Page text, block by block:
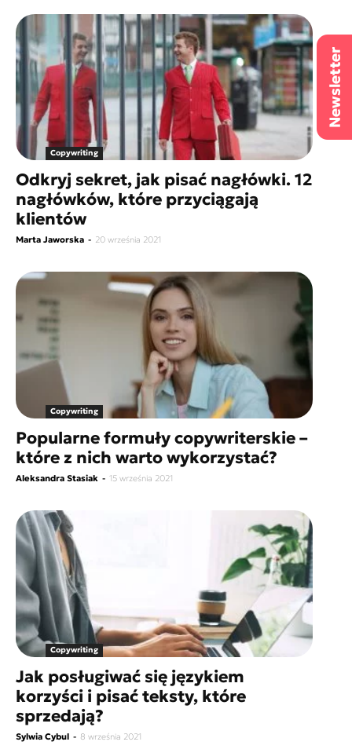
Copywriting
Odkryj sekret, jak pisać nagłówki. 12
nagłówków, które przyciągają
klientów
Marta Jaworska - 20 września 2021
Copywriting
Popularne formuły copywriterskie –
które z nich warto wykorzystać?
Aleksandra Stasiak - 15 września 2021
Copywriting
Jak posługiwać się językiem
korzyści i pisać teksty, które
sprzedają?
Sylwia Cybul - 8 września 2021